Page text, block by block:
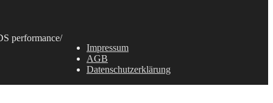
performance/
Impressum
AGB
Datenschutzerklärung